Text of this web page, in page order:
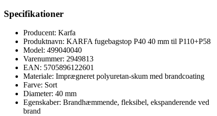
Specifikationer
Producent: Karfa
Produktnavn: KARFA fugebagstop P40 40 mm til P110+P58
Model: 499040040
Varenummer: 2949813
EAN: 5705896122601
Materiale: Imprægneret polyuretan-skum med brandcoating
Farve: Sort
Diameter: 40 mm
Egenskaber: Brandhæmmende, fleksibel, ekspanderende ved
brand